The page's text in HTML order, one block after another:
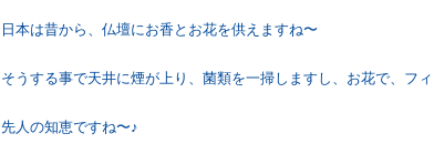
日本は昔から、仏壇にお香とお花を供えますね〜
そうする事で天井に煙が上り、菌類を一掃しますし、お花で、フ
先人の知恵ですね〜♪